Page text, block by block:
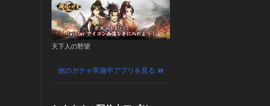
天下人の野望
他のガチャ実施中アプリを見る